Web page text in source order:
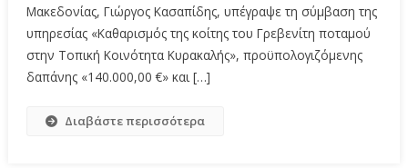
Μακεδονίας, Γιώργος Κασαπίδης, υπέγραψε τη σύμβαση της
υπηρεσίας «Καθαρισμός της κοίτης του Γρεβενίτη ποταμού
στην Τοπική Κοινότητα Κυρακαλής», προϋπολογιζόμενης
δαπάνης «140.000,00 €» και […]
Διαβάστε περισσότερα